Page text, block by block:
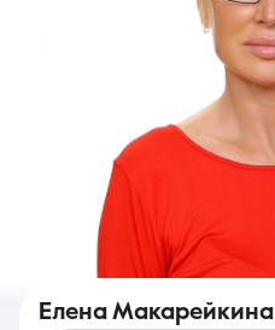
О компании
Елена Макарейкина